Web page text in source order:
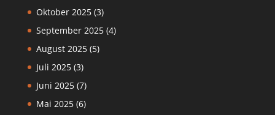
Oktober 2025(3)
September 2025(4)
August 2025(5)
Juli 2025(3)
Juni 2025(7)
Mai 2025(6)